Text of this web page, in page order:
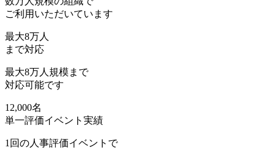
ご利用いただいています
最大8万人
まで対応
最大8万人規模まで
対応可能です
12,000名
単一評価イベント実績
1回の人事評価イベントで